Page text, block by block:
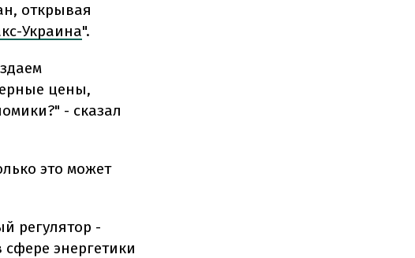
открывая
Украина".
цены,
- сказал
это может
регулятор -
энергетики